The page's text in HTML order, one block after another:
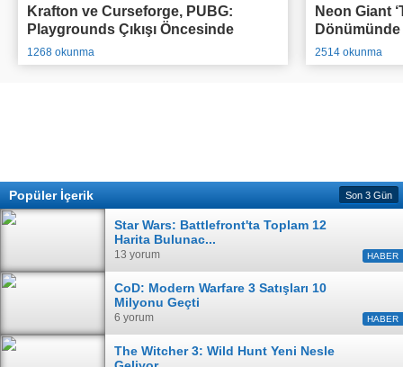
Krafton ve Curseforge, PUBG:
Playgrounds Çıkışı Öncesinde
95.000$ Ödül Havuzlu Yarışmasını
Duyurdu
1268 okunma
Neon Giant
Dönümünde
Açıkladı
2514 okunma
Popüler İçerik Son 3 Gün
Star Wars: Battlefront'ta Toplam 12
Harita Bulunac...
13 yorum HABER
CoD: Modern Warfare 3 Satışları 10
Milyonu Geçti
6 yorum HABER
The Witcher 3: Wild Hunt Yeni Nesle